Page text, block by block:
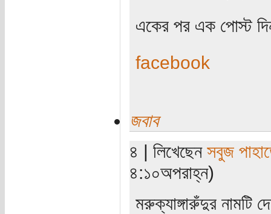
একের পর এক পোস্ট
facebook
জবাব
৪ | লিখেছেন সবুজ
৪:১০অপরাহ্ন)
মরুক্যাঙ্গারুঁদুর নামটি